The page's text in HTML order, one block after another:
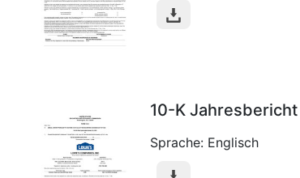
10-K Jahresbericht
Sprache: Englisch